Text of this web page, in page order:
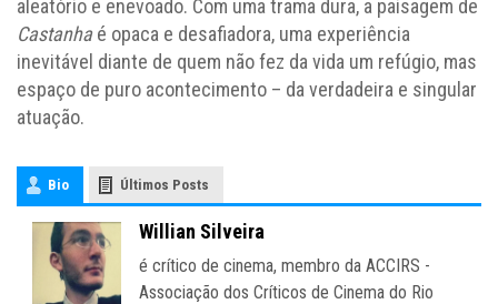
aleatório e enevoado. Com uma trama dura, a paisagem de
Castanhaé opaca e desafiadora, uma experiência
inevitável diante de quem não fez da vida um refúgio, mas
espaço de puro acontecimento – da verdadeira e singular
atuação.
Bio Últimos Posts
Willian Silveira
é crítico de cinema, membro da ACCIRS -
Associação dos Críticos de Cinema do Rio